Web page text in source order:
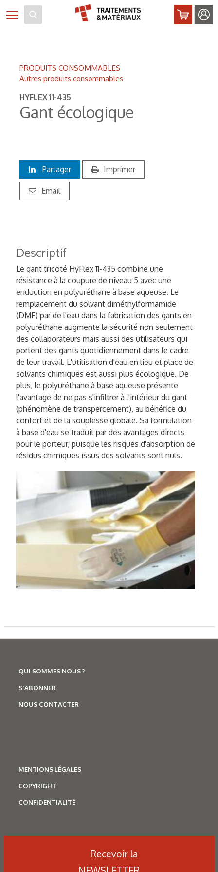
Toggle navigation
PRODUITS CONSOMMABLES
Autres produits consommables
HYFLEX 11-435
Gant écologique
Partager Imprimer
Email
Descriptif
Le gant tricoté HyFlex 11-435 combine une
résistance à la coupure de niveau 5 avec une
enduction en polyuréthane à base aqueuse. Le
remplacement du solvant diméthylformamide
(DMF) par de l'eau dans la fabrication des gants en
polyuréthane augmente la sécurité non seulement
des collaborateurs mais aussi des utilisateurs qui
portent des gants quotidiennement dans le cadre
de leur travail. L'utilisation d'eau en lieu et place de
solvants chimiques est aussi plus écologique. De
plus, le polyuréthane à base aqueuse présente
l'avantage de ne pas s'infiltrer à l'intérieur du gant
(phénomène de transpercement), au bénéfice du
confort et de la souplesse globale. Sa formulation
à base d'eau se traduit par des avantages directs
pour le porteur, puisque les risques d'absorption de
résidus chimiques issus des solvants sont nuls.
QUI SOMMES NOUS ?
S'ABONNER
NOUS CONTACTER
MENTIONS LÉGALES
COPYRIGHT
CONFIDENTIALITÉ
Recevoir la
Panneau de gestion des cookies